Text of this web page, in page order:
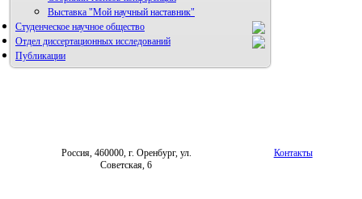
Выставка "Мой научный наставник"
Студенческое научное общество
Отдел диссертационных исследований
Публикации
Россия, 460000, г. Оренбург, ул.
Советская, 6
Контакты